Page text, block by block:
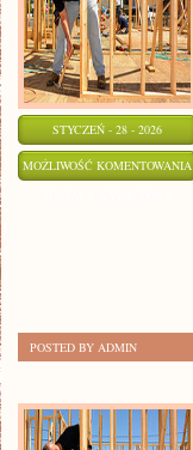
STYCZEŃ - 28 - 2026
MOŻLIWOŚĆ KOMENTOWANIA
POSTED BY ADMIN